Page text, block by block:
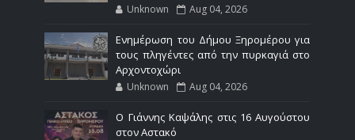
Unknown Aug 04, 2026
Ενημέρωση του Δήμου Ξηρομέρου για
τους πληγέντες από την πυρκαγιά στο
Αρχοντοχώρι
Unknown Aug 04, 2026
Ο Γιάννης Καψάλης στις 16 Αυγούστου
στον Αστακό